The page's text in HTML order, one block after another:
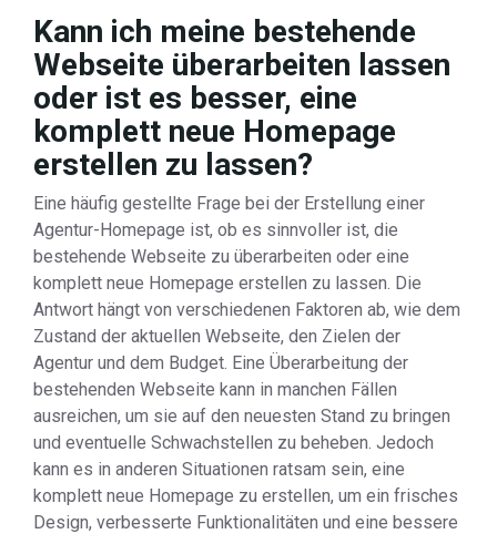
Kann ich meine bestehende
Webseite überarbeiten lassen
oder ist es besser, eine
komplett neue Homepage
erstellen zu lassen?
Eine häufig gestellte Frage bei der Erstellung einer
Agentur-Homepage ist, ob es sinnvoller ist, die
bestehende Webseite zu überarbeiten oder eine
komplett neue Homepage erstellen zu lassen. Die
Antwort hängt von verschiedenen Faktoren ab, wie dem
Zustand der aktuellen Webseite, den Zielen der
Agentur und dem Budget. Eine Überarbeitung der
bestehenden Webseite kann in manchen Fällen
ausreichen, um sie auf den neuesten Stand zu bringen
und eventuelle Schwachstellen zu beheben. Jedoch
kann es in anderen Situationen ratsam sein, eine
komplett neue Homepage zu erstellen, um ein frisches
Design, verbesserte Funktionalitäten und eine bessere